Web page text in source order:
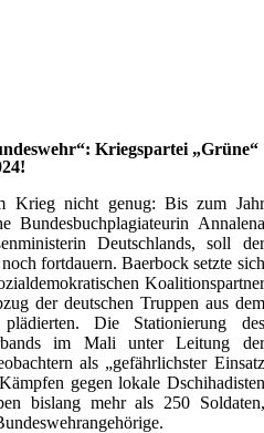
Kriegspartei „Grüne“
Krieg nicht genug: Bis zum Jahr
Bundesbuchplagiateurin Annalena
Deutschlands, soll der
fortdauern. Baerbock setzte sich
Koalitionspartner
der deutschen Truppen aus dem
plädierten. Die Stationierung des
im Mali unter Leitung der
als „gefährlichster Einsatz
gegen lokale Dschihadisten
bislang mehr als 250 Soldaten,